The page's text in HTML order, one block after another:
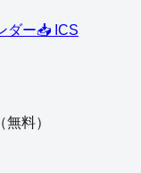
ダー📥 ICS
料）